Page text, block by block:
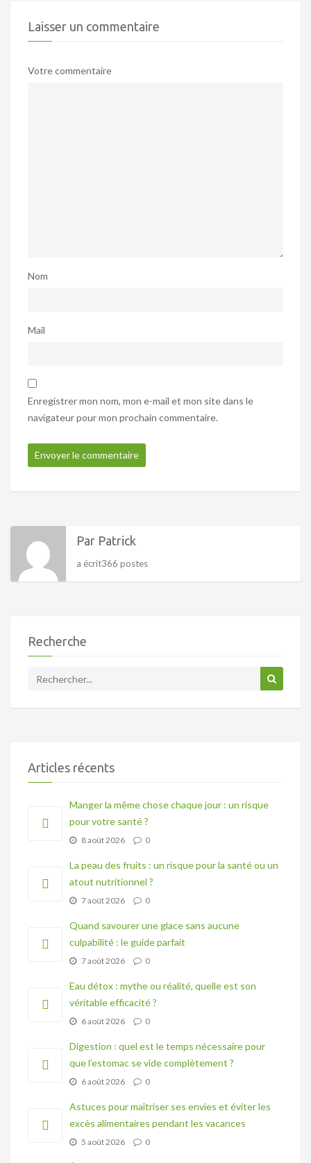
Laisser un commentaire
Votre commentaire
Nom
Mail
Enregistrer mon nom, mon e-mail et mon site dans le
navigateur pour mon prochain commentaire.
Par Patrick
a écrit366 postes
Recherche
Articles récents
Manger la même chose chaque jour : un risque
pour votre santé ?
8 août 2026 0
La peau des fruits : un risque pour la santé ou un
atout nutritionnel ?
7 août 2026 0
Quand savourer une glace sans aucune
culpabilité : le guide parfait
7 août 2026 0
Eau détox : mythe ou réalité, quelle est son
véritable efficacité ?
6 août 2026 0
Digestion : quel est le temps nécessaire pour
que l’estomac se vide complètement ?
6 août 2026 0
Astuces pour maîtriser ses envies et éviter les
excès alimentaires pendant les vacances
5 août 2026 0